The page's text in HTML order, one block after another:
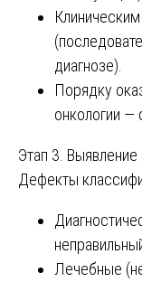
диагнозе).
Порядку
онкологии —
Этап 3. Выявление
Дефекты
Лечебные